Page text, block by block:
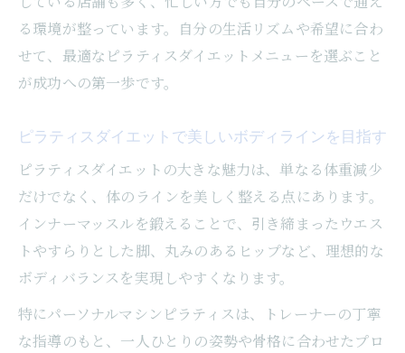
る環境が整っています。自分の生活リズムや希望に合わ
せて、最適なピラティスダイエットメニューを選ぶこと
が成功への第一歩です。
ピラティスダイエットで美しいボディラインを目指す
ピラティスダイエットの大きな魅力は、単なる体重減少
だけでなく、体のラインを美しく整える点にあります。
インナーマッスルを鍛えることで、引き締まったウエス
トやすらりとした脚、丸みのあるヒップなど、理想的な
ボディバランスを実現しやすくなります。
特にパーソナルマシンピラティスは、トレーナーの丁寧
な指導のもと、一人ひとりの姿勢や骨格に合わせたプロ